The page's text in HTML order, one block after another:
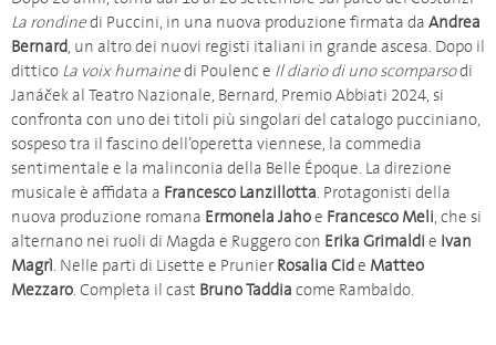
La rondinedi Puccini, in una nuova produzione firmata da Andrea
Bernard, un altro dei nuovi registi italiani in grande ascesa. Dopo il
dittico La voix humainedi Poulenc e Il diario di uno scomparsodi
Janáček al Teatro Nazionale, Bernard, Premio Abbiati 2024, si
confronta con uno dei titoli più singolari del catalogo pucciniano,
sospeso tra il fascino dell’operetta viennese, la commedia
sentimentale e la malinconia della Belle Époque. La direzione
musicale è affidata a Francesco Lanzillotta. Protagonisti della
nuova produzione romana Ermonela Jahoe Francesco Meli, che si
alternano nei ruoli di Magda e Ruggero con Erika Grimaldi e Ivan
Magrì. Nelle parti di Lisette e Prunier Rosalia Cide Matteo
Mezzaro. Completa il cast Bruno Taddia come Rambaldo.